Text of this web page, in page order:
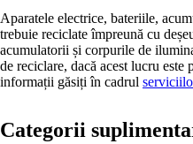
Aparatele electrice, bateriile,
trebuie reciclate împreună cu
acumulatorii și corpurile de
de reciclare, dacă acest lucru
informații găsiți în cadrul
Categorii